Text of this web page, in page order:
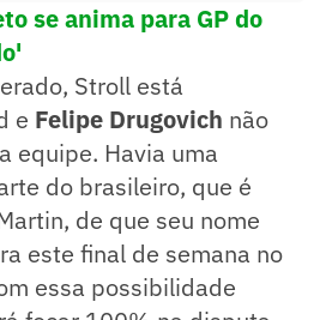
se anima para GP do
Stroll está
e Felipe Drugovich não
equipe. Havia uma
do brasileiro, que é
de que seu nome
este final de semana no
essa possibilidade